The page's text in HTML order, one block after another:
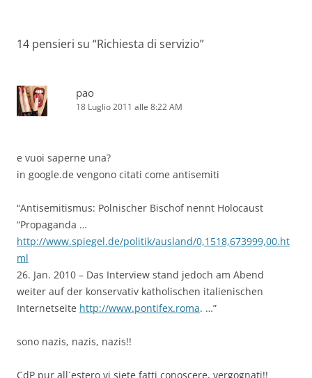
14 pensieri su “Richiesta di servizio”
pao
18 Luglio 2011 alle 8:22 AM
e vuoi saperne una?
in google.de vengono citati come antisemiti
“Antisemitismus: Polnischer Bischof nennt Holocaust
“Propaganda …
http://www.spiegel.de/politik/ausland/0,1518,673999,00.ht
ml
26. Jan. 2010 – Das Interview stand jedoch am Abend
weiter auf der konservativ katholischen italienischen
Internetseite http://www.pontifex.roma. …”
sono nazis, nazis, nazis!!
CdP pur all´estero vi siete fatti conoscere, vergognati!!